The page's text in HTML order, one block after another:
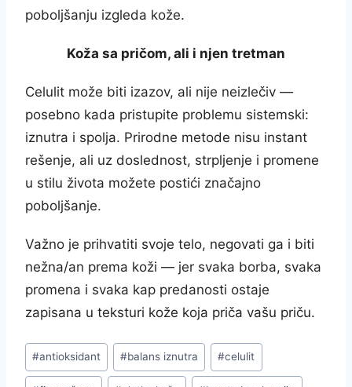
poboljšanju izgleda kože.
Koža sa pričom, ali i njen tretman
Celulit može biti izazov, ali nije neizlečiv —
posebno kada pristupite problemu sistemski:
iznutra i spolja. Prirodne metode nisu instant
rešenje, ali uz doslednost, strpljenje i promene
u stilu života možete postići značajno
poboljšanje.
Važno je prihvatiti svoje telo, negovati ga i biti
nežna/an prema koži — jer svaka borba, svaka
promena i svaka kap predanosti ostaje
zapisana u teksturi kože koja priča vašu priču.
Post
Tags:
#antioksidant #balans iznutra #celulit